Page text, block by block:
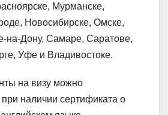
Мурманске,
Новосибирске, Омске,
на-Дону, Самаре, Саратове,
Уфе и Владивостоке.
на визу можно
наличии сертификата о